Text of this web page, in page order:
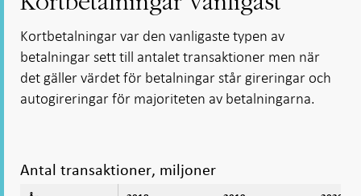
Kortbetalningar var den vanligaste typen av
betalningar sett till antalet transaktioner men när
det gäller värdet för betalningar står gireringar och
autogireringar för majoriteten av betalningarna.
Antal transaktioner, miljoner